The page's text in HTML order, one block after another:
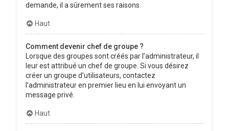
demande, il a sûrement ses raisons.
Haut
Comment devenir chef de groupe ?
Lorsque des groupes sont créés par l’administrateur, il
leur est attribué un chef de groupe. Si vous désirez
créer un groupe d’utilisateurs, contactez
l’administrateur en premier lieu en lui envoyant un
message privé.
Haut